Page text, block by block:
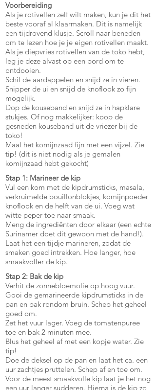
Voorbereiding
Als je rotivellen zelf wilt maken, kun je dit het
beste vooraf al klaarmaken. Dit is namelijk
een tijdrovend klusje. Scroll naar beneden
om te lezen hoe je je eigen rotivellen maakt.
Als je diepvries rotivellen van de toko hebt,
leg je deze alvast op een bord om te
ontdooien.
Schil de aardappelen en snijd ze in vieren.
Snipper de ui en snijd de knoflook zo fijn
mogelijk.
Dop de kouseband en snijd ze in hapklare
stukjes. Of nog makkelijker: koop de
gesneden kouseband uit de vriezer bij de
toko!
Maal het komijnzaad fijn met een vijzel. Zie
tip! (dit is niet nodig als je gemalen
komijnzaad hebt gekocht)
Stap 1: Marineer de kip
Vul een kom met de kipdrumsticks, masala,
verkruimelde bouillonblokjes, komijnpoeder
knoflook en de helft van de ui. Voeg wat
witte peper toe naar smaak.
Meng de ingrediënten door elkaar (een echte
Surinamer doet dit gewoon met de hand!).
Laat het een tijdje marineren, zodat de
smaken goed intrekken. Hoe langer, hoe
smaakvoller de kip.
Stap 2: Bak de kip
Verhit de zonnebloemolie op hoog vuur.
Gooi de gemarineerde kipdrumsticks in de
pan en bak rondom bruin. Schep het geheel
goed om.
Zet het vuur lager. Voeg de tomatenpuree
toe en bak 2 minuten mee.
Blus het geheel af met een kopje water. Zie
tip!
Doe de deksel op de pan en laat het ca. een
uur zachtjes pruttelen. Schep af en toe om.
Voor de meest smaakvolle kip laat je het nog
een uur langer sudderen. Hierna is de kip zo